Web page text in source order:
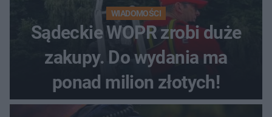
WIADOMOŚCI
Sądeckie WOPR zrobi duże
zakupy. Do wydania ma
ponad milion złotych!